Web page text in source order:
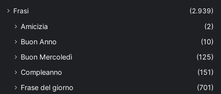
Frasi
(2.939)
Amicizia
(2)
Buon Anno
(10)
Buon Mercoledì
(125)
Compleanno
(151)
Frase del giorno
(701)